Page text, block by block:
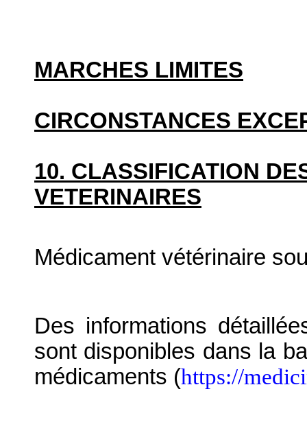
MARCHES LIMITES
CIRCONSTANCES
10. CLASSIFICATION
VETERINAIRES
Médicament vétérinaire
Des informations
sont disponibles dans la
médicaments (https://